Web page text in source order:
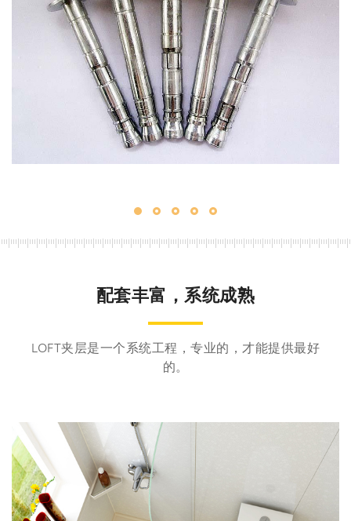
LOFT夹层施工中的锚栓选择
夹层安全——LOTT夹层施工中的锚栓选择
配套丰富，系统成熟
LOFT夹层是一个系统工程，专业的，才能提供最好
的。